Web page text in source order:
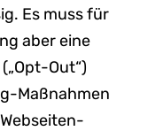
Es muss für
aber eine
Out“)
Maßnahmen